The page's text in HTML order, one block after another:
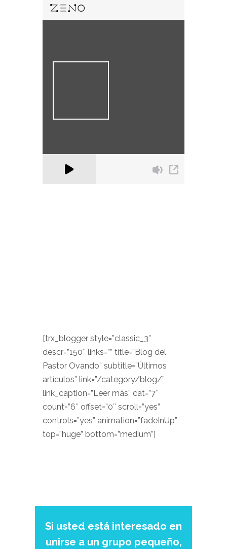
[trx_blogger style=”classic_3″
descr=”150″ links=”” title=”Blog del
Pastor Ovando” subtitle=”Últimos
artículos” link=”/category/blog/”
link_caption=”Leer más” cat=”7″
count=”6″ offset=”0″ scroll=”yes”
controls=”yes” animation=”fadeInUp”
top=”huge” bottom=”medium”]
Si usted está interesado en
unirse a un grupo pequeño,